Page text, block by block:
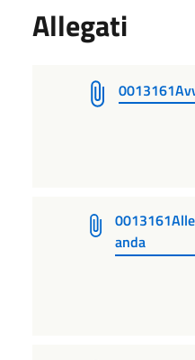
Allegati
anda